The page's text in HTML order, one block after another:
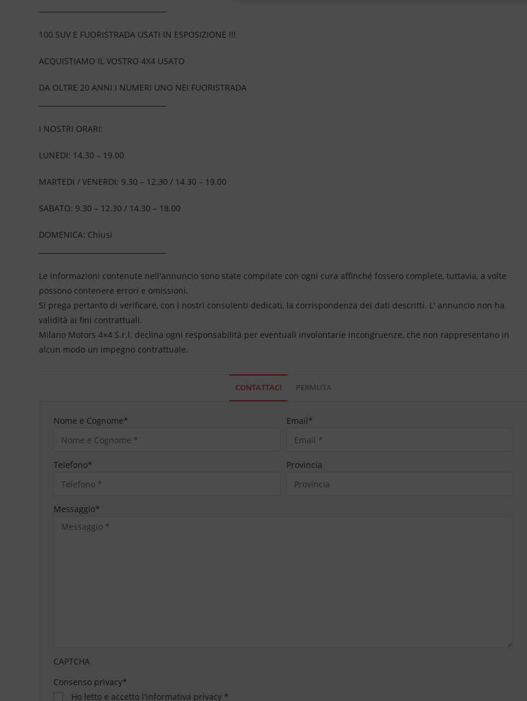
100 SUV E FUORISTRADA USATI IN ESPOSIZIONE !!!
ACQUISTIAMO IL VOSTRO 4X4 USATO
DA OLTRE 20 ANNI I NUMERI UNO NEI FUORISTRADA
I NOSTRI ORARI:
LUNEDI: 14.30 – 19.00
MARTEDI / VENERDI: 9.30 – 12.30 / 14.30 – 19.00
SABATO: 9.30 – 12.30 / 14.30 – 18.00
DOMENICA: Chiusi
Le informazioni contenute nell'annuncio sono state compilate con ogni cura affinché fossero complete, tuttavia, a volte
possono contenere errori e omissioni.
Si prega pertanto di verificare, con i nostri consulenti dedicati, la corrispondenza dei dati descritti. L' annuncio non ha
validità ai fini contrattuali.
Milano Motors 4×4 S.r.l. declina ogni responsabilità per eventuali involontarie incongruenze, che non rappresentano in
alcun modo un impegno contrattuale.
CONTATTACI PERMUTA
Nome e Cognome* Email*
Telefono* Provincia
Messaggio*
CAPTCHA
Consenso privacy*
Ho letto e accetto l'informativa privacy *